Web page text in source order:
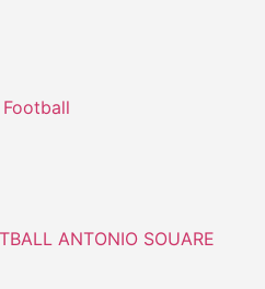
ANTONIO SOUARE